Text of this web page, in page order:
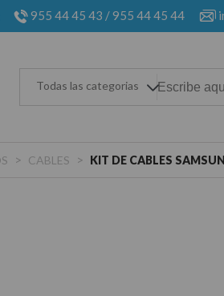
955 44 45 43 /955 44 45 44
Todas las categorias
> CABLES > KIT DE CABLES